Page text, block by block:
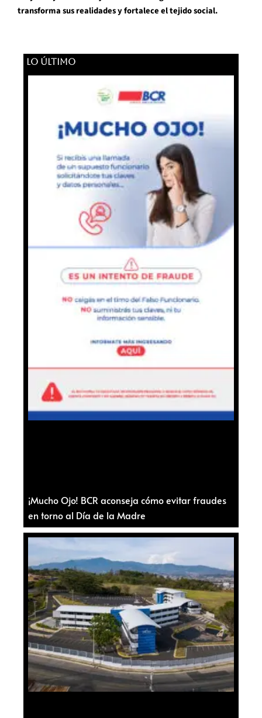
transforma sus realidades y fortalece el tejido social.
LO ÚLTIMO
¡Mucho Ojo! BCR aconseja cómo evitar fraudes
en torno al Día de la Madre